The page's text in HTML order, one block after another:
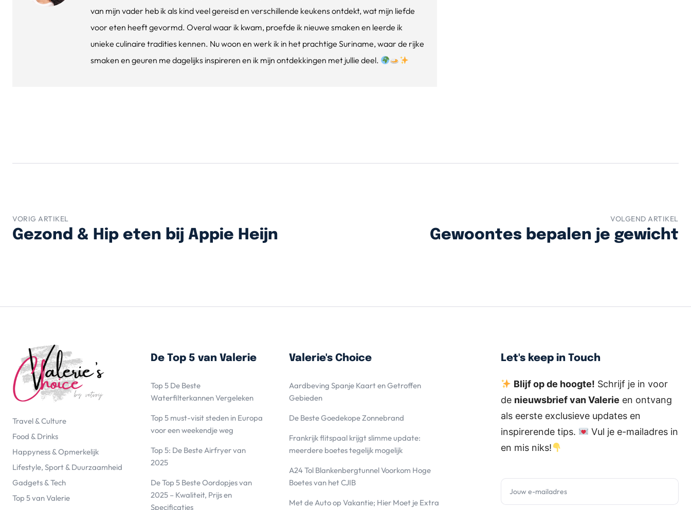
van mijn vader heb ik als kind veel gereisd en verschillende keukens ontdekt, wat mijn liefde
voor eten heeft gevormd. Overal waar ik kwam, proefde ik nieuwe smaken en leerde ik
unieke culinaire tradities kennen. Nu woon en werk ik in het prachtige Suriname, waar de rijke
smaken en geuren me dagelijks inspireren en ik mijn ontdekkingen met jullie deel.
VORIG ARTIKEL
Gezond & Hip eten bij Appie Heijn
VOLGEND ARTIKEL
Gewoontes bepalen je gewicht
Travel & Culture
Food & Drinks
Happyness & Opmerkelijk
Lifestyle, Sport & Duurzaamheid
Gadgets & Tech
Top 5 van Valerie
De Top 5 van Valerie
Top 5 De Beste
Waterfilterkannen Vergeleken
Top 5 must-visit steden in Europa
voor een weekendje weg
Top 5: De Beste Airfryer van
2025
De Top 5 Beste Oordopjes van
2025 – Kwaliteit, Prijs en
Specificaties
Valerie's Choice
Aardbeving Spanje Kaart en Getroffen
Gebieden
De Beste Goedekope Zonnebrand
Frankrijk flitspaal krijgt slimme update:
meerdere boetes tegelijk mogelijk
A24 Tol Blankenbergtunnel Voorkom Hoge
Boetes van het CJIB
Met de Auto op Vakantie; Hier Moet je Extra
Let's keep in Touch
Blijf op de hoogte! Schrijf je in voor
de nieuwsbrief van Valerie en ontvang
als eerste exclusieve updates en
inspirerende tips.
Vul je e-mailadres in
en mis niks!